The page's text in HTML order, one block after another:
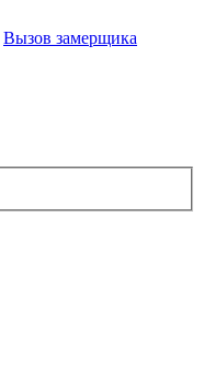
Вызов замерщика